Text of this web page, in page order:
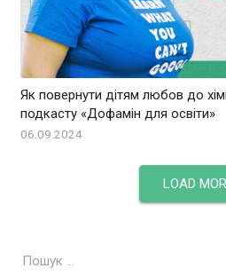
Як повернути дітям любов до
подкасту «Дофамін для освіти»
06.09.2024
LOAD